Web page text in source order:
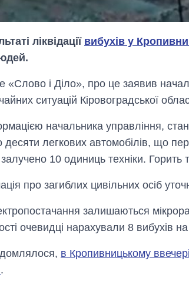
ліквідації вибухів у
«Слово і Діло», про це заявив
ситуацій Кіровоградської
начальника управління,
десяти легкових автомобілів, що
10 одиниць техніки.
про загиблих цивільних осіб
залишаються
очевидці нарахували 8 вибухів
в Кропивницькому
.